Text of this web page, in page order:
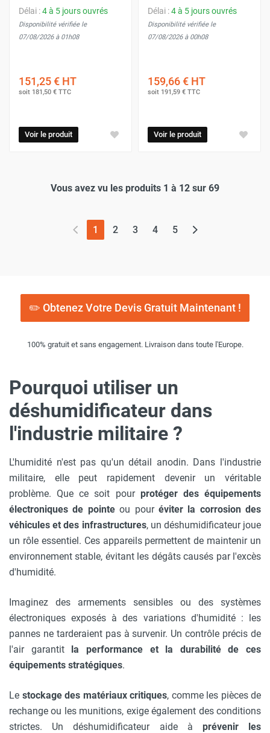
Délai :4 à 5 jours ouvrés
Disponibilité vérifiée le
07/08/2026 à 01h08
151,25 € HT
soit 181,50 € TTC
Voir le produit
Délai :4 à 5 jours ouvrés
Disponibilité vérifiée le
07/08/2026 à 00h08
159,66 € HT
soit 191,59 € TTC
Voir le produit
Vous avez vu les produits 1 à 12 sur 69
1 (page actuelle)
2 3 4 5
✏️ Obtenez Votre Devis Gratuit Maintenant !
100% gratuit et sans engagement. Livraison dans toute l'Europe.
Pourquoi utiliser un
déshumidificateur dans
l'industrie militaire ?
L'humidité n'est pas qu'un détail anodin. Dans l'industrie
militaire, elle peut rapidement devenir un véritable
problème. Que ce soit pour protéger des équipements
électroniques de pointeou pour éviter la corrosion des
véhicules et des infrastructures, un déshumidificateur joue
un rôle essentiel. Ces appareils permettent de maintenir un
environnement stable, évitant les dégâts causés par l'excès
d'humidité.
Imaginez des armements sensibles ou des systèmes
électroniques exposés à des variations d'humidité : les
pannes ne tarderaient pas à survenir. Un contrôle précis de
l'air garantit la performance et la durabilité de ces
équipements stratégiques.
Le stockage des matériaux critiques, comme les pièces de
rechange ou les munitions, exige également des conditions
strictes. Un déshumidificateur aide à prévenir les